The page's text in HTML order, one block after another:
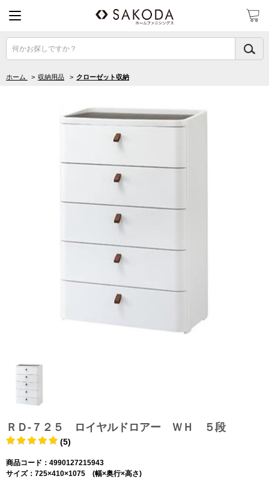
何かお探しですか？
ホーム > 収納用品 > クローゼット収納
ＲＤ-７２５ ロイヤルドロアー ＷＨ ５段
(5)
商品コード：4990127215943
サイズ：725×410×1075 (幅×奥行×高さ)